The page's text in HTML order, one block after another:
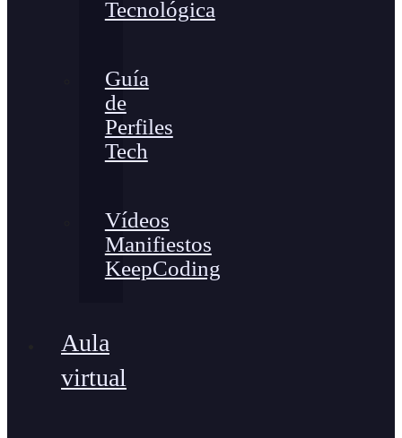
Tecnológica
Guía
de
Perfiles
Tech
Vídeos
Manifiestos
KeepCoding
Aula
virtual